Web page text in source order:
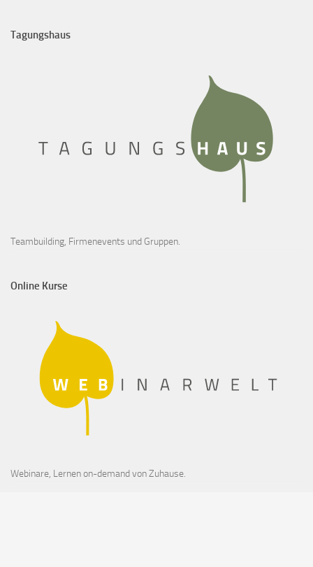
Tagungshaus
Teambuilding, Firmenevents und Gruppen.
Online Kurse
Webinare, Lernen on-demand von Zuhause.